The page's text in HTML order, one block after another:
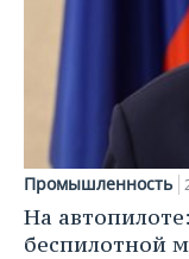
Промышленность
На
беспилотной